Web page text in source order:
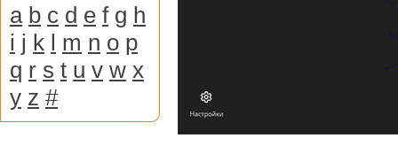
a b c d e f g h
i j k l m n o p
q r s t u v w x
y z #